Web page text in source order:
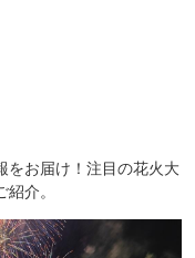
をお届け！注目の花火大
介。